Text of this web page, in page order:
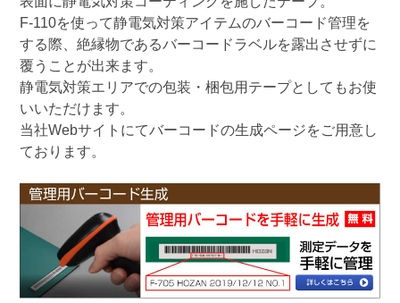
F-110を使って静電気対策アイテムのバーコード管理を
する際、絶縁物であるバーコードラベルを露出させずに
覆うことが出来ます。
静電気対策エリアでの包装・梱包用テープとしてもお使
いいただけます。
当社Webサイトにてバーコードの生成ページをご用意し
ております。